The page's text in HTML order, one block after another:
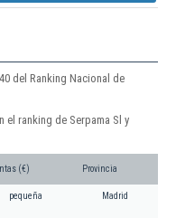
del Ranking Nacional de
ranking de Serpama Sl y
(€) Provincia
pequeña Madrid